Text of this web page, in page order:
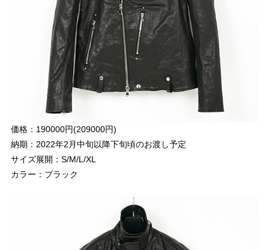
価格：190000円(209000円)
納期：2022年2月中旬以降下旬頃のお渡し予定
サイズ展開：S/M/L/XL
カラー：ブラック